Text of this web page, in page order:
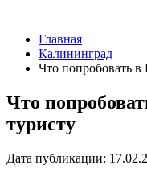
Главная
Калининград
Что попробовать в
Что
туристу
Дата публикации: